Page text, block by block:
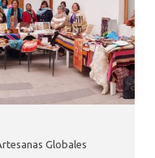
Globales